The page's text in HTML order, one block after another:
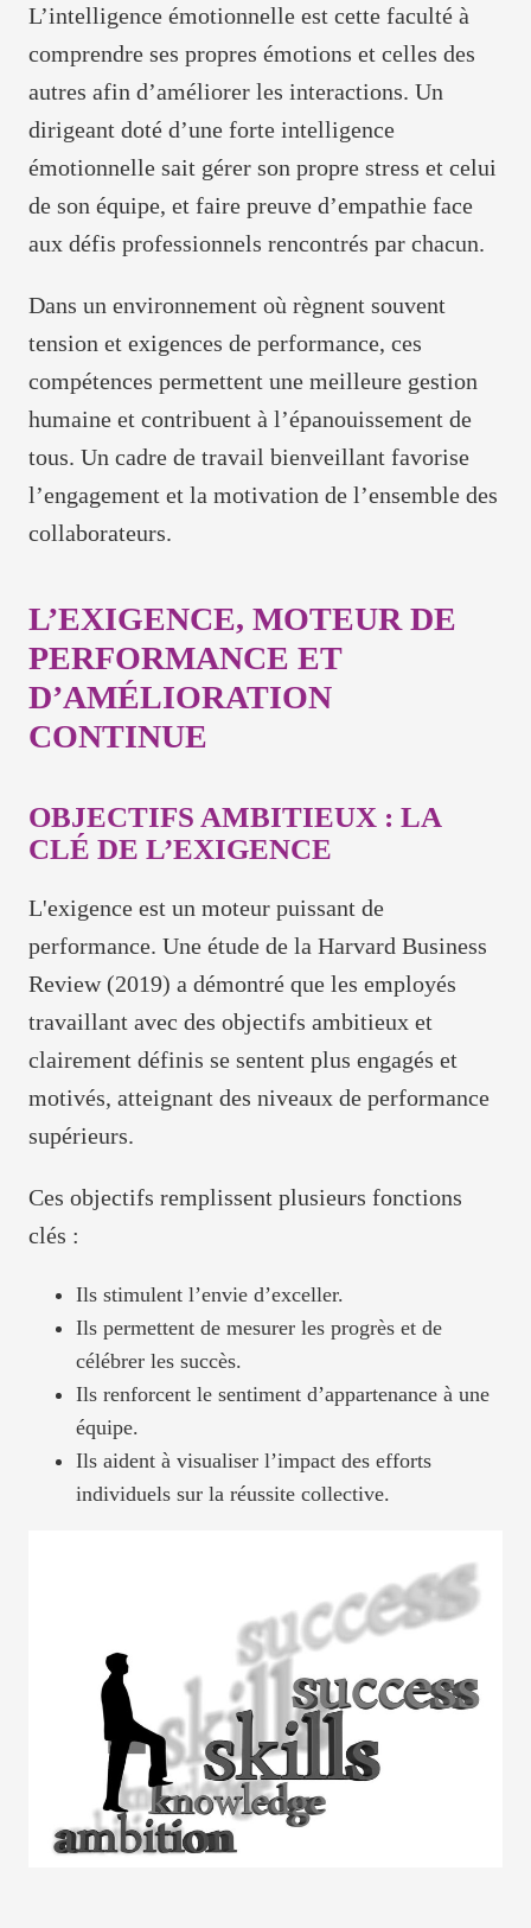
L’intelligence émotionnelle est cette faculté à
comprendre ses propres émotions et celles des
autres afin d’améliorer les interactions. Un
dirigeant doté d’une forte intelligence
émotionnelle sait gérer son propre stress et celui
de son équipe, et faire preuve d’empathie face
aux défis professionnels rencontrés par chacun.
Dans un environnement où règnent souvent
tension et exigences de performance, ces
compétences permettent une meilleure gestion
humaine et contribuent à l’épanouissement de
tous. Un cadre de travail bienveillant favorise
l’engagement et la motivation de l’ensemble des
collaborateurs.
L’EXIGENCE, MOTEUR DE
PERFORMANCE ET
D’AMÉLIORATION
CONTINUE
OBJECTIFS AMBITIEUX : LA
CLÉ DE L’EXIGENCE
L'exigence est un moteur puissant de
performance. Une étude de la Harvard Business
Review (2019) a démontré que les employés
travaillant avec des objectifs ambitieux et
clairement définis se sentent plus engagés et
motivés, atteignant des niveaux de performance
supérieurs.
Ces objectifs remplissent plusieurs fonctions
clés :
Ils stimulent l’envie d’exceller.
Ils permettent de mesurer les progrès et de
célébrer les succès.
Ils renforcent le sentiment d’appartenance à une
équipe.
Ils aident à visualiser l’impact des efforts
individuels sur la réussite collective.